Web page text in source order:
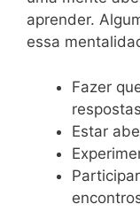
aprender.
essa
Fazer
respostas
Estar